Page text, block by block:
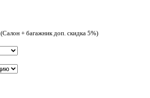
(Салон + багажник доп. скидка 5%)